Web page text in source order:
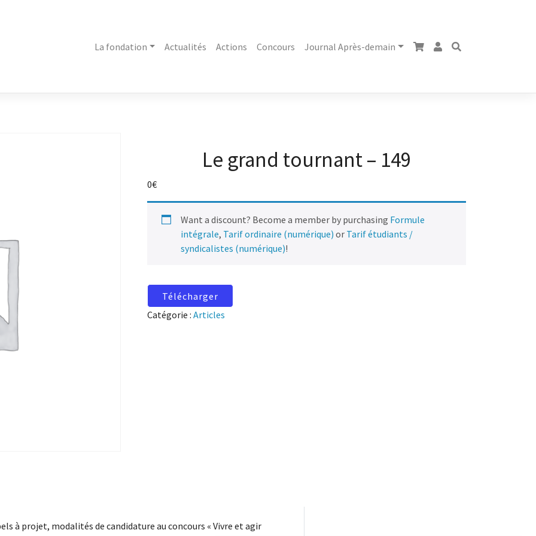
La fondation Actualités Actions Concours Journal Après-demain
Le grand tournant – 149
0€
Want a discount? Become a member by purchasing Formule
intégrale, Tarif ordinaire (numérique) or Tarif étudiants /
syndicalistes (numérique)!
Télécharger
Catégorie :Articles
à projet, modalités de candidature au concours « Vivre et agir